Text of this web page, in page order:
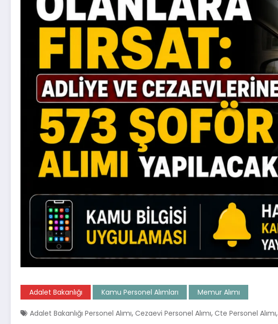
Adalet Bakanlığı Kamu Personel Alımları Memur Alımı
Adalet Bakanlığı Personel Alımı, Cezaevi Personel Alımı, Cte Personel Alımı,